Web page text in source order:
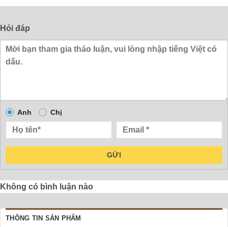
Hỏi đáp
Anh Chị
GỬI
Không có bình luận nào
THÔNG TIN SẢN PHẨM